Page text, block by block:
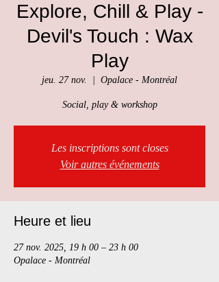
Explore, Chill & Play -
Devil's Touch : Wax
Play
jeu. 27 nov. Opalace - Montréal
Social, play & workshop
Les inscriptions sont closes
Voir autres événements
Heure et lieu
27 nov. 2025, 19 h 00 – 23 h 00
Opalace - Montréal